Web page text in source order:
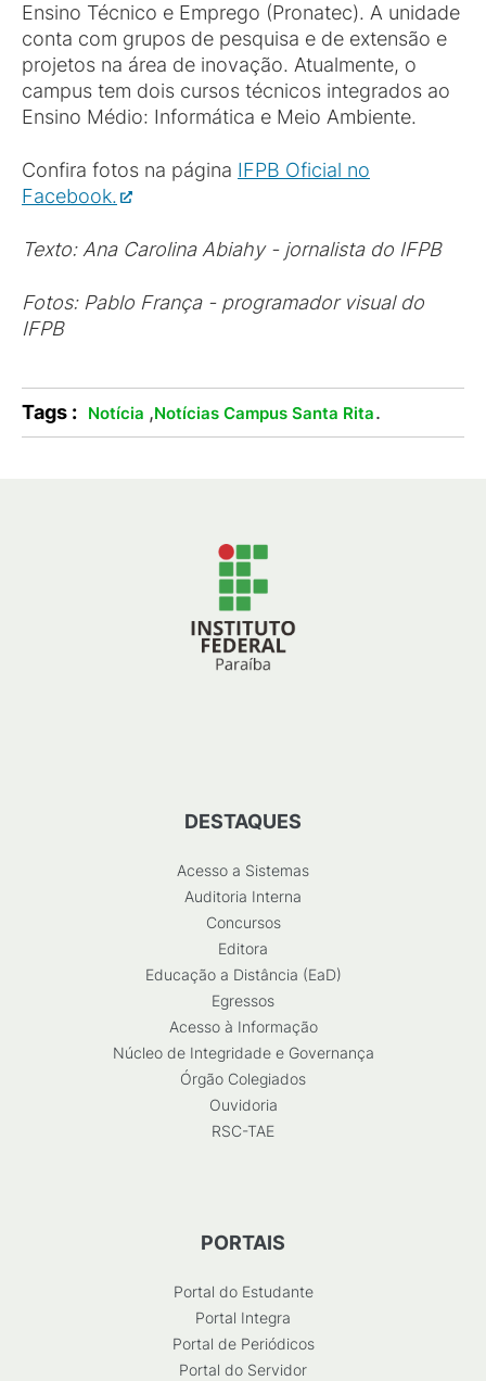
Ensino Técnico e Emprego (Pronatec). A unidade
conta com grupos de pesquisa e de extensão e
projetos na área de inovação. Atualmente, o
campus tem dois cursos técnicos integrados ao
Ensino Médio: Informática e Meio Ambiente.
Confira fotos na página IFPB Oficial no
Facebook.
Texto: Ana Carolina Abiahy - jornalista do IFPB
Fotos: Pablo França - programador visual do
IFPB
Tags : Notícia ,Notícias Campus Santa Rita.
DESTAQUES
Acesso a Sistemas
Auditoria Interna
Concursos
Editora
Educação a Distância (EaD)
Egressos
Acesso à Informação
Núcleo de Integridade e Governança
Órgão Colegiados
Ouvidoria
RSC-TAE
PORTAIS
Portal do Estudante
Portal Integra
Portal de Periódicos
Portal do Servidor